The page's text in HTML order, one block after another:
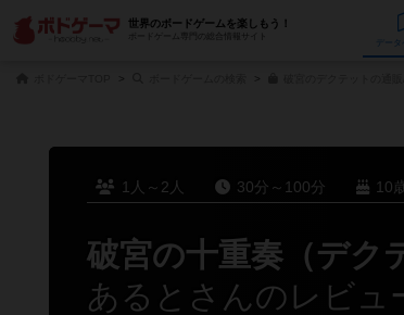
世界のボードゲームを楽しもう！
ボードゲーム専門の総合情報サイト
1人～2人 30分～100分 10
破宮の十重奏（デク
あるとさんのレビュ